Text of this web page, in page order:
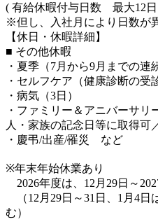
( 有給休暇付与日数 最大12日
※但し、入社月により日数が
【休日・休暇詳細】
■ その他休暇
・夏季（7月から9月までの連
・セルフケア（健康診断の受
・病気（3日）
・ファミリー＆アニバーサ
人・家族の記念日等に取得可
・慶弔/出産/罹災 など
※年末年始休業あり
2026年度は、12月29日～
（12月29日～31日、1月4日
む）